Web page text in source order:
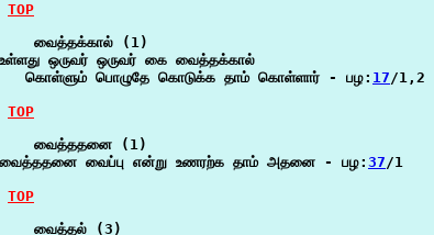
TOP
    வைத்தக்கால் (1)
உள்ளது ஒருவர் ஒருவர் கை வைத்தக்கால்
   கொள்ளும் பொழுதே கொடுக்க தாம் கொள்ளார் - பழ:
17/1,2
TOP
    வைத்ததனை (1)
வைத்ததனை வைப்பு என்று உணரற்க தாம் அதனை - பழ: 37/1
TOP
    வைத்தல் (3)